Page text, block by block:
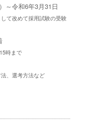
～令和6年3月31日
て改めて採用試験の受験
時まで
、選考方法など